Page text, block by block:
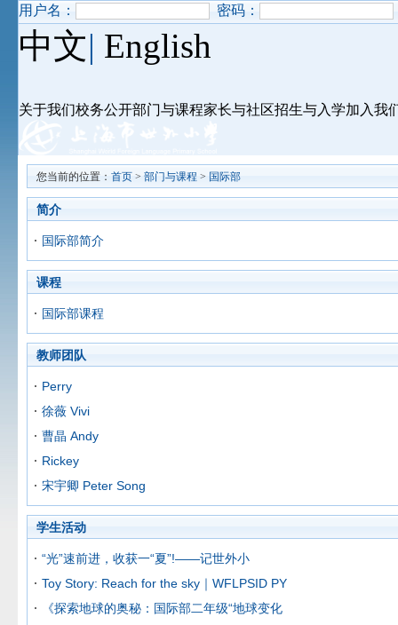
用户名： 密码：
中文| English
关于我们校务公开部门与课程家长与社区招生与入学加入我
您当前的位置： 首页 > 部门与课程 > 国际部
简介
国际部简介
课程
国际部课程
教师团队
Perry
徐薇 Vivi
曹晶 Andy
Rickey
宋宇卿 Peter Song
学生活动
“光”速前进，收获一“夏”!——记世外小
Toy Story: Reach for the sky｜WFLPSID PY
《探索地球的奥秘：国际部二年级“地球变化